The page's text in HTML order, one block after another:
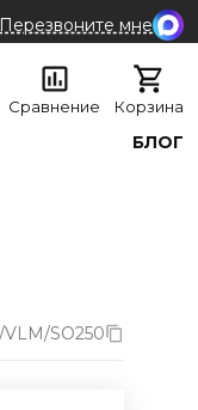
Перезвоните мне
Сравнение Корзина
БЛОГ
VLM/SO250